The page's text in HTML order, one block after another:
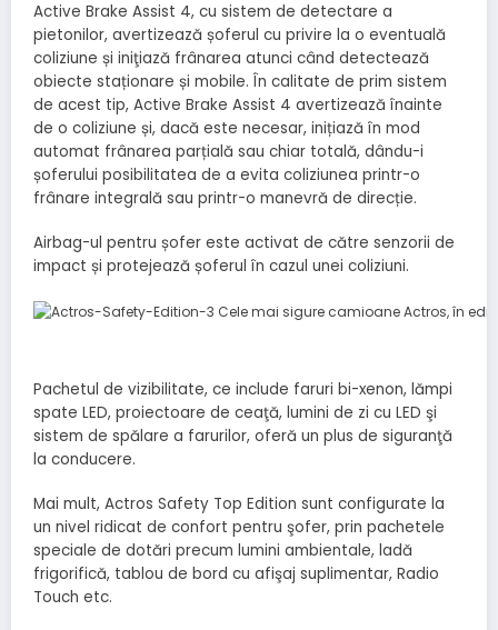
Active Brake Assist 4, cu sistem de detectare a
pietonilor, avertizează șoferul cu privire la o eventuală
coliziune și iniţiază frânarea atunci când detectează
obiecte staționare și mobile. În calitate de prim sistem
de acest tip, Active Brake Assist 4 avertizează înainte
de o coliziune și, dacă este necesar, inițiază în mod
automat frânarea parțială sau chiar totală, dându-i
șoferului posibilitatea de a evita coliziunea printr-o
frânare integrală sau printr-o manevră de direcție.
Airbag-ul pentru șofer este activat de către senzorii de
impact și protejează șoferul în cazul unei coliziuni.
Pachetul de vizibilitate, ce include faruri bi-xenon, lămpi
spate LED, proiectoare de ceaţă, lumini de zi cu LED şi
sistem de spălare a farurilor, oferă un plus de siguranţă
la conducere.
Mai mult, Actros Safety Top Edition sunt configurate la
un nivel ridicat de confort pentru şofer, prin pachetele
speciale de dotări precum lumini ambientale, ladă
frigorifică, tablou de bord cu afişaj suplimentar, Radio
Touch etc.